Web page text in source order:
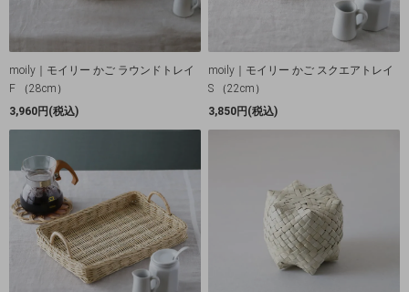
moily｜モイリー かご ラウンドトレイ
F （28cm）
3,960円(税込)
moily｜モイリー かご スクエアトレイ
S （22cm）
3,850円(税込)